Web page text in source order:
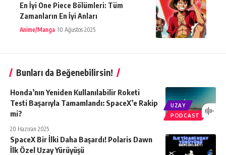
En İyi One Piece Bölümleri: Tüm
Zamanların En İyi Anları
Anime/Manga 10 Ağustos 2025
Bunları da Beğenebilirsin!
UZAY
PODCAST
Honda’nın Yeniden Kullanılabilir Roketi
Testi Başarıyla Tamamlandı: SpaceX’e Rakip
mi?
20 Haziran 2025
SpaceX Bir İlki Daha Başardı! Polaris Dawn
İlk Özel Uzay Yürüyüşü